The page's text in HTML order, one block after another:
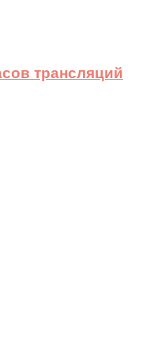
трансляций